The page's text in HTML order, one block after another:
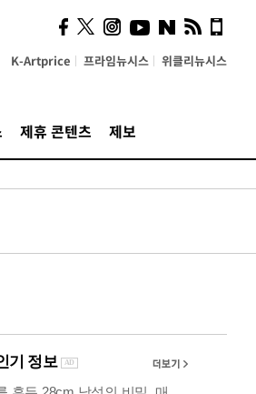
K-Artprice 프라임뉴시스 위클리뉴시스
제휴 콘텐츠 제보
시, 스마트폰 액세서리에
NFC 더했다